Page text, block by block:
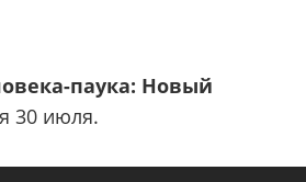
паука: Новый
30 июля.